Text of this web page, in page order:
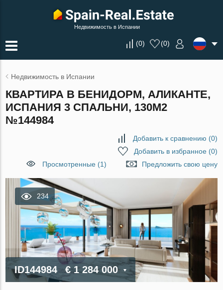
Недвижимость в Испании
(0) (0)
Недвижимость в Испании
КВАРТИРА В БЕНИДОРМ, АЛИКАНТЕ,
ИСПАНИЯ 3 СПАЛЬНИ, 130М2
№144984
Добавить к сравнению (0)
Добавить в избранное(0)
Просмотренные (1)
Предложить свою цену
234
ID144984 € 1 284 000